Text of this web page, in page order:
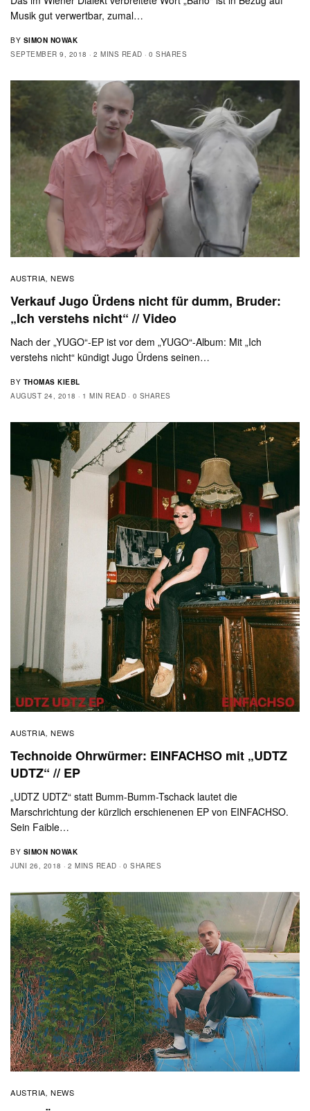
Musik gut verwertbar, zumal…
BY SIMON NOWAK
SEPTEMBER 9, 2018
2 MINS READ 0 SHARES
AUSTRIA, NEWS
Verkauf Jugo Ürdens nicht für dumm, Bruder:
„Ich verstehs nicht“ // Video
Nach der „YUGO“-EP ist vor dem „YUGO“-Album: Mit „Ich
verstehs nicht“ kündigt Jugo Ürdens seinen…
BY THOMAS KIEBL
AUGUST 24, 2018
1 MIN READ 0 SHARES
AUSTRIA, NEWS
Technoide Ohrwürmer: EINFACHSO mit „UDTZ
UDTZ“ // EP
„UDTZ UDTZ“ statt Bumm-Bumm-Tschack lautet die
Marschrichtung der kürzlich erschienenen EP von EINFACHSO.
Sein Faible…
BY SIMON NOWAK
JUNI 26, 2018
2 MINS READ 0 SHARES
AUSTRIA, NEWS